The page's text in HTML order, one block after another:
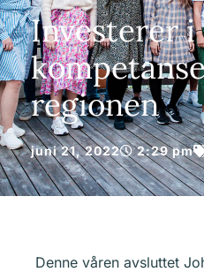
Investerer i
regionen
juni 21, 2022 2:29 pm
Denne våren avsluttet